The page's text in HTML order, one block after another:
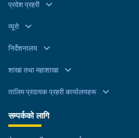
प्रदेश प्रहरी
व्यूरो
निर्देशनालय
शाखा तथा महाशाखा
तालिम प्रदायक प्रहरी कार्यालयहरू
सम्पर्कको लागि